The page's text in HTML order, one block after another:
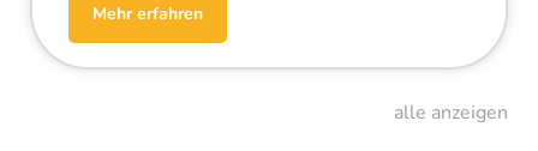
Mehr erfahren
alle anzeigen